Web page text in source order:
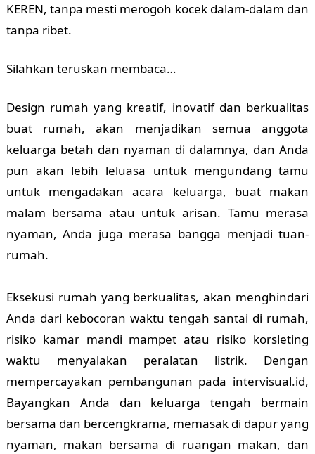
KEREN, tanpa mesti merogoh kocek dalam-dalam dan
tanpa ribet.
Silahkan teruskan membaca…
Design rumah yang kreatif, inovatif dan berkualitas
buat rumah, akan menjadikan semua anggota
keluarga betah dan nyaman di dalamnya, dan Anda
pun akan lebih leluasa untuk mengundang tamu
untuk mengadakan acara keluarga, buat makan
malam bersama atau untuk arisan. Tamu merasa
nyaman, Anda juga merasa bangga menjadi tuan-
rumah.
Eksekusi rumah yang berkualitas, akan menghindari
Anda dari kebocoran waktu tengah santai di rumah,
risiko kamar mandi mampet atau risiko korsleting
waktu menyalakan peralatan listrik. Dengan
mempercayakan pembangunan pada intervisual.id,
Bayangkan Anda dan keluarga tengah bermain
bersama dan bercengkrama, memasak di dapur yang
nyaman, makan bersama di ruangan makan, dan